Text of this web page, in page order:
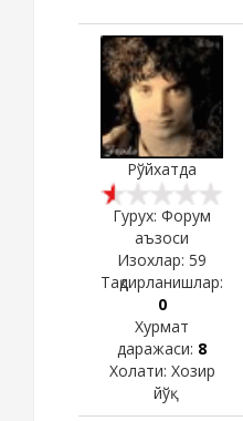
Рўйхатда
Гурух: Форум
аъзоси
Изохлар: 59
Тақдирланишлар:
0
Хурмат
даражаси: 8
Холати: Хозир
йўқ